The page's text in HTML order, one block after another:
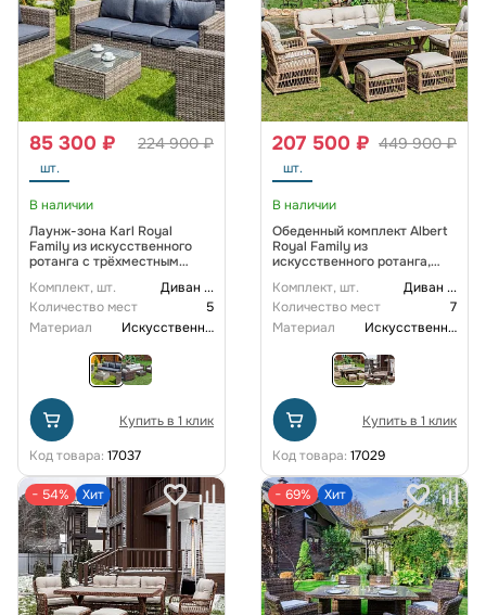
224 900 ₽
85 300 ₽
шт.
В наличии
Лаунж-зона Karl Royal
Family из искусственного
ротанга с трёхместным
Комплект, шт. Диван ...
Количество мест
5
Материал
Искусственный ротанг
Купить в 1 клик
Код товара: 17037
449 900 ₽
207 500 ₽
шт.
В наличии
Обеденный комплект Albert
Royal Family из
искусственного ротанга,
Комплект, шт. Диван ...
Количество мест
7
Материал
Искусственный ротанг
Купить в 1 клик
Код товара: 17029
− 54% Хит − 69% Хит